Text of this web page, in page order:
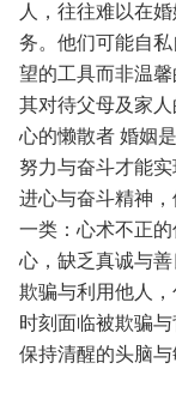
人，往往难以在
务。他们可能自
望的工具而非温
其对待父母及家人
心的懒散者婚姻
努力与奋斗才能
进心与奋斗精神
一类：心术不正
心，缺乏真诚与
欺骗与利用他人
时刻面临被欺骗
保持清醒的头脑与